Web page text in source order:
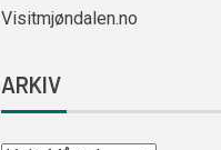
Visitmjøndalen.no
ARKIV